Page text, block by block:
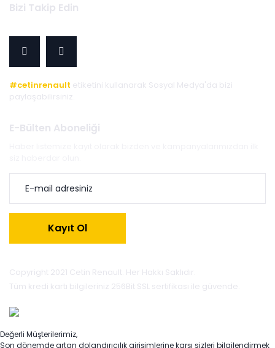
Bizi Takip Edin
#cetinrenault etiketini kullanarak Sosyal Medya'da bizi
paylaşabilirsiniz.
E-Bülten Aboneliği
Kayıt Ol
Copyright 2021 Cetin Renault. Her Hakkı Saklıdır.
Tüm kredi kartı bilgileriniz 256Bit SSL sertifikası ile güvende.
Değerli Müşterilerimiz,
Son dönemde artan dolandırıcılık girişimlerine karşı sizleri bilgilendirmek